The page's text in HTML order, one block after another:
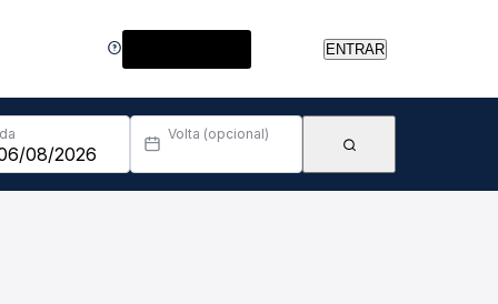
ENTRAR
Volta (opcional)